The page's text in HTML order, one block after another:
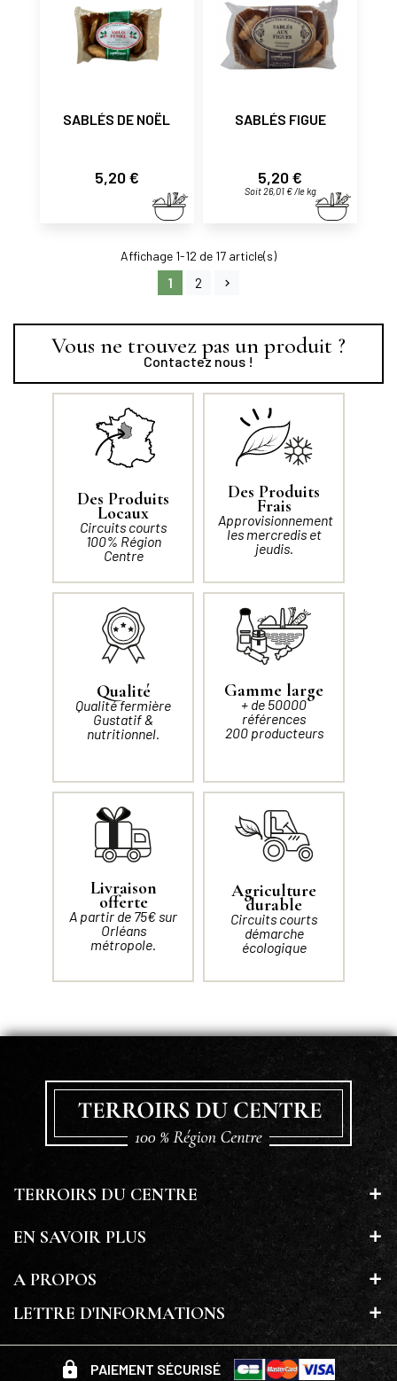
SABLÉS DE NOËL
Prix
5,20 €
SABLÉS FIGUE
Prix
5,20 €
Soit 26,01 € /le kg
Affichage 1-12 de 17 article(s)
1 2
Vous ne trouvez pas un produit ?
Contactez nous !
Des Produits
Locaux
Circuits courts
100% Région
Centre
Des Produits
Frais
Approvisionnement
les mercredis et
jeudis.
Qualité
Qualité fermière
Gustatif &
nutritionnel.
Gamme large
+ de 50000
références
200 producteurs
Livraison
offerte
A partir de 75€ sur
Orléans
métropole.
Agriculture
durable
Circuits courts
démarche
écologique
TERROIRS DU CENTRE
EN SAVOIR PLUS
A PROPOS
LETTRE D'INFORMATIONS
PAIEMENT SÉCURISÉ